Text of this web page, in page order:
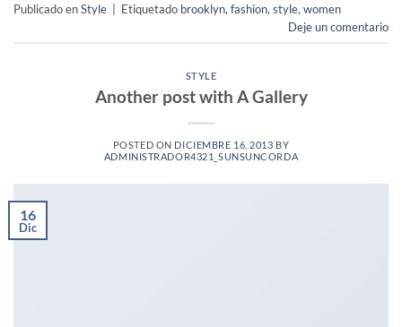
Publicado enStyle Etiquetado brooklyn, fashion, style, women
Deje un comentario
STYLE
Another post with A Gallery
POSTED ON DICIEMBRE 16, 2013 BY
ADMINISTRADOR4321_SUNSUNCORDA
16
Dic